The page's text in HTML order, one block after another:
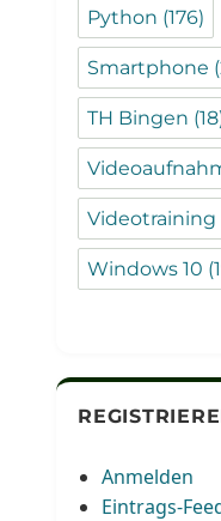
Python (176)
Smartphone
TH Bingen
Videotraining
Windows 10
Anmelden
Eintrags-